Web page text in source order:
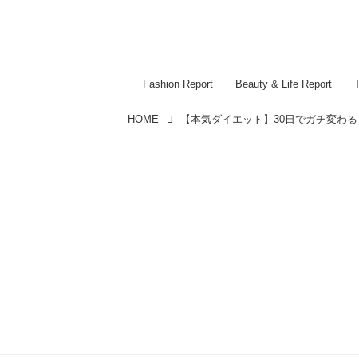
Fashion Report Beauty & Life Report
HOME